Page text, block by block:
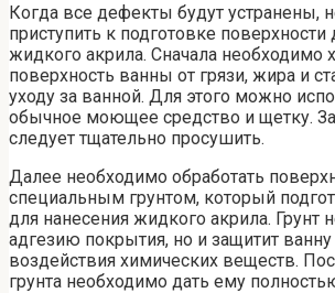
Когда все дефекты будут устранены,
приступить к подготовке поверхности
жидкого акрила. Сначала необходимо
поверхность ванны от грязи, жира и
уходу за ванной. Для этого можно
обычное моющее средство и щетку.
следует тщательно просушить.
Далее необходимо обработать
специальным грунтом, который
для нанесения жидкого акрила. Грунт
адгезию покрытия, но и защитит
воздействия химических веществ.
грунта необходимо дать ему